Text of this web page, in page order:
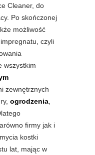
Cleaner, do
Po skończonej
możliwość
czyli
wszystkim
zewnętrznych
ogrodzenia,
firmy jak i
kostki
lat, mając w